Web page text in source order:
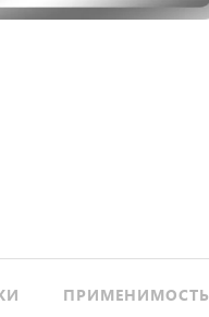
ПРИМЕНИМОСТЬ